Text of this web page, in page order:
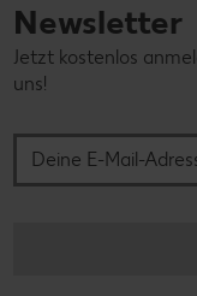
Newsletter
Jetzt kostenlos
uns!